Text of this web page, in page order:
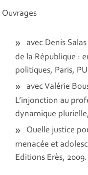
Ouvrages
avec Denis
de la République :
politiques, Paris,
avec Valérie
L’injonction au
dynamique
Quelle justice
menacée et
Editions Erès, 2009.